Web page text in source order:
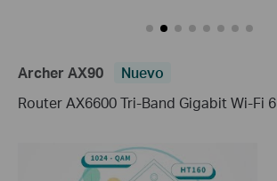
Archer AX90
Nuevo
Router AX6600 Tri-Band Gigabit Wi-Fi 6